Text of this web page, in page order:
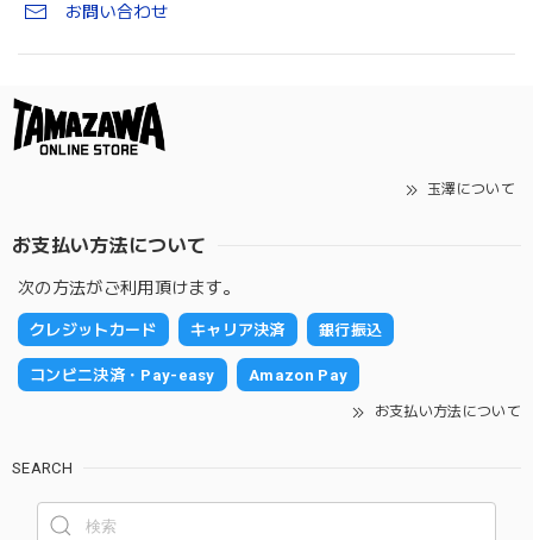
お問い合わせ
玉澤について
お支払い方法について
次の方法がご利用頂けます。
クレジットカード キャリア決済 銀行振込
コンビニ決済・Pay-easy Amazon Pay
お支払い方法について
SEARCH